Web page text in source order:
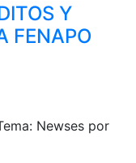
Y
FENAPO
Newses por